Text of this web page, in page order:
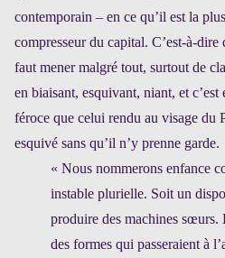
contemporain – en ce qu’il est la
compresseur du capital. C’est-à-dire
faut mener malgré tout, surtout de
en biaisant, esquivant, niant, et
féroce que celui rendu au visage du
esquivé sans qu’il n’y prenne garde.
« Nous nommerons enfance
instable plurielle. Soit un
produire des machines sœurs.
des formes qui passeraient à